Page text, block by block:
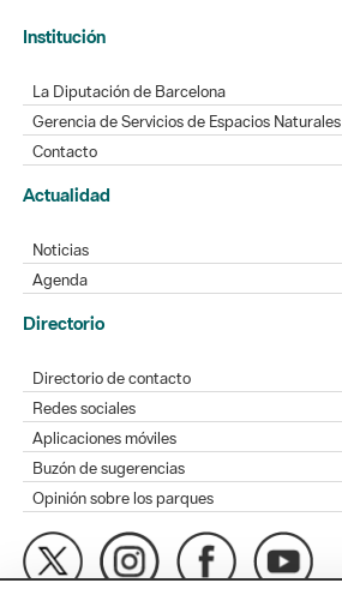
Institución
La Diputación de Barcelona
Gerencia de Servicios de Espacios Naturales
Contacto
Actualidad
Noticias
Agenda
Directorio
Directorio de contacto
Redes sociales
Aplicaciones móviles
Buzón de sugerencias
Opinión sobre los parques